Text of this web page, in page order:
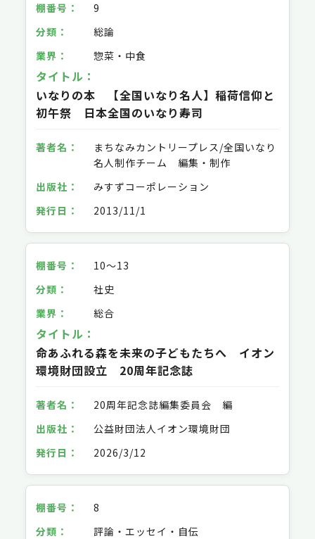
9
総論
惣菜・中食
いなりの本 【全国いなり名人】稲荷信仰と
初午祭 日本全国のいなり寿司
まちなみカントリープレス/全国いなり
名人制作チーム 編集・制作
みすずコーポレーション
2013/11/1
10～13
社史
総合
命あふれる森を未来の子どもたちへ イオン
環境財団設立 20周年記念誌
20周年記念誌編集委員会 編
公益財団法人イオン環境財団
2026/3/12
8
評論・エッセイ・自伝